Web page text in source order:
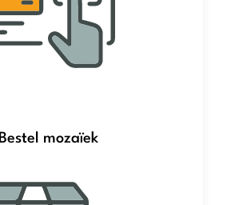
Bestel mozaïek